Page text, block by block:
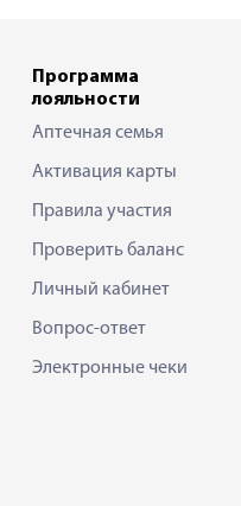
Программа
лояльности
Аптечная семья
Активация карты
Правила участия
Проверить баланс
Личный кабинет
Вопрос-ответ
Электронные чеки